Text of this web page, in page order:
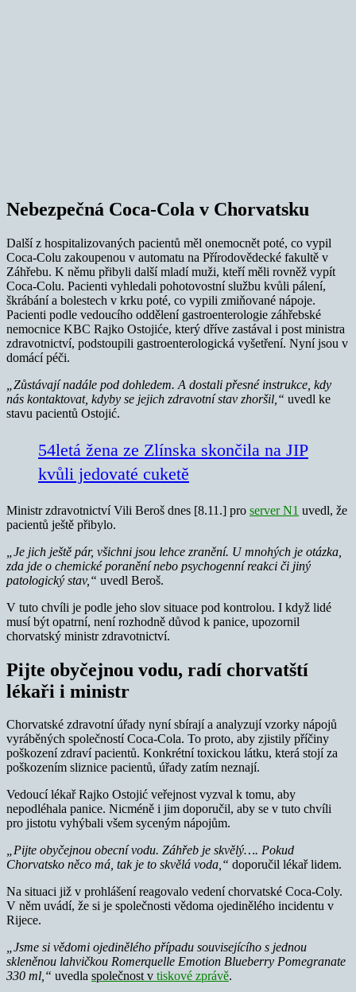
Nebezpečná Coca-Cola v Chorvatsku
Další z hospitalizovaných pacientů měl onemocnět poté, co vypil
Coca-Colu zakoupenou v automatu na Přírodovědecké fakultě v
Záhřebu. K němu přibyli další mladí muži, kteří měli rovněž vypít
Coca-Colu. Pacienti vyhledali pohotovostní službu kvůli pálení,
škrábání a bolestech v krku poté, co vypili zmiňované nápoje.
Pacienti podle vedoucího oddělení gastroenterologie záhřebské
nemocnice KBC Rajko Ostojiće, který dříve zastával i post ministra
zdravotnictví, podstoupili gastroenterologická vyšetření. Nyní jsou v
domácí péči.
„Zůstávají nadále pod dohledem. A dostali přesné instrukce, kdy
nás kontaktovat, kdyby se jejich zdravotní stav zhoršil,“ uvedl ke
stavu pacientů Ostojić.
54letá žena ze Zlínska skončila na JIP
kvůli jedovaté cuketě
Ministr zdravotnictví Vili Beroš dnes [8.11.] pro server N1 uvedl, že
pacientů ještě přibylo.
„Je jich ještě pár, všichni jsou lehce zranění. U mnohých je otázka,
zda jde o chemické poranění nebo psychogenní reakci či jiný
patologický stav,“ uvedl Beroš.
V tuto chvíli je podle jeho slov situace pod kontrolou. I když lidé
musí být opatrní, není rozhodně důvod k panice, upozornil
chorvatský ministr zdravotnictví.
Pijte obyčejnou vodu, radí chorvatští
lékaři i ministr
Chorvatské zdravotní úřady nyní sbírají a analyzují vzorky nápojů
vyráběných společností Coca-Cola. To proto, aby zjistily příčiny
poškození zdraví pacientů. Konkrétní toxickou látku, která stojí za
poškozením sliznice pacientů, úřady zatím neznají.
Vedoucí lékař Rajko Ostojić veřejnost vyzval k tomu, aby
nepodléhala panice. Nicméně i jim doporučil, aby se v tuto chvíli
pro jistotu vyhýbali všem syceným nápojům.
„Pijte obyčejnou obecní vodu. Záhřeb je skvělý…. Pokud
Chorvatsko něco má, tak je to skvělá voda,“ doporučil lékař lidem.
Na situaci již v prohlášení reagovalo vedení chorvatské Coca-Coly.
V něm uvádí, že si je společnosti vědoma ojedinělého incidentu v
Rijece.
„Jsme si vědomi ojedinělého případu souvisejícího s jednou
skleněnou lahvičkou Romerquelle Emotion Blueberry Pomegranate
330 ml,“ uvedla společnost v tiskové zprávě.